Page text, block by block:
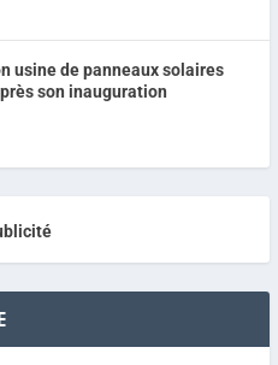
usine de panneaux solaires
son inauguration